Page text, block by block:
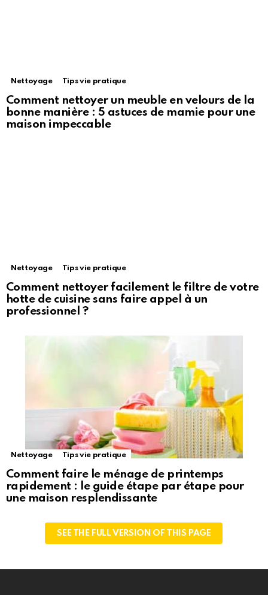
Nettoyage Tips vie pratique
Comment nettoyer un meuble en velours de la
bonne manière : 5 astuces de mamie pour une
maison impeccable
Nettoyage Tips vie pratique
Comment nettoyer facilement le filtre de votre
hotte de cuisine sans faire appel à un
professionnel ?
Nettoyage Tips vie pratique
Comment faire le ménage de printemps
rapidement : le guide étape par étape pour
une maison resplendissante
SEE THE FULL VERSION OF THIS PAGE